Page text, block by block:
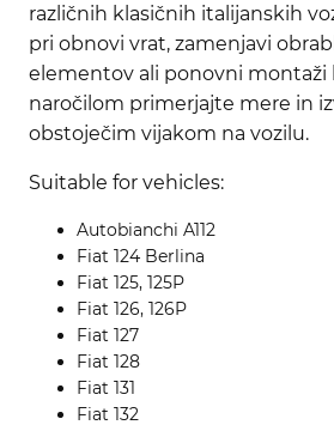
različnih klasičnih italijanskih
pri obnovi vrat, zamenjavi
elementov ali ponovni montaži
naročilom primerjajte mere in
obstoječim vijakom na vozilu.
Suitable for vehicles:
Autobianchi A112
Fiat 124 Berlina
Fiat 125, 125P
Fiat 126, 126P
Fiat 127
Fiat 128
Fiat 131
Fiat 132